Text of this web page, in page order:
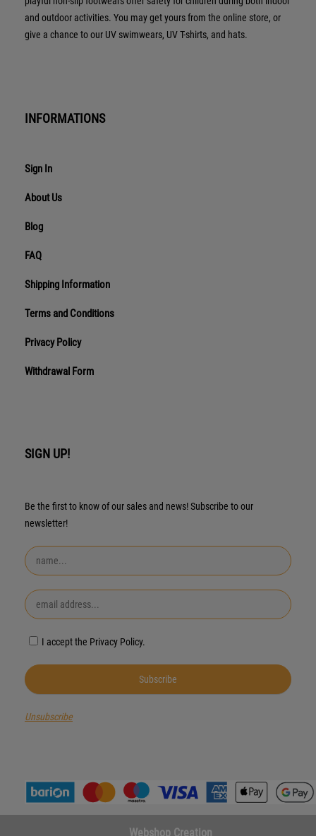
and outdoor activities. You may get yours from the online store, or
give a chance to our UV swimwears, UV T-shirts, and hats.
INFORMATIONS
Sign In
About Us
Blog
FAQ
Shipping Information
Terms and Conditions
Privacy Policy
Withdrawal Form
SIGN UP!
Be the first to know of our sales and news! Subscribe to our
newsletter!
I accept the Privacy Policy.
Unsubscribe
Webshop Creation